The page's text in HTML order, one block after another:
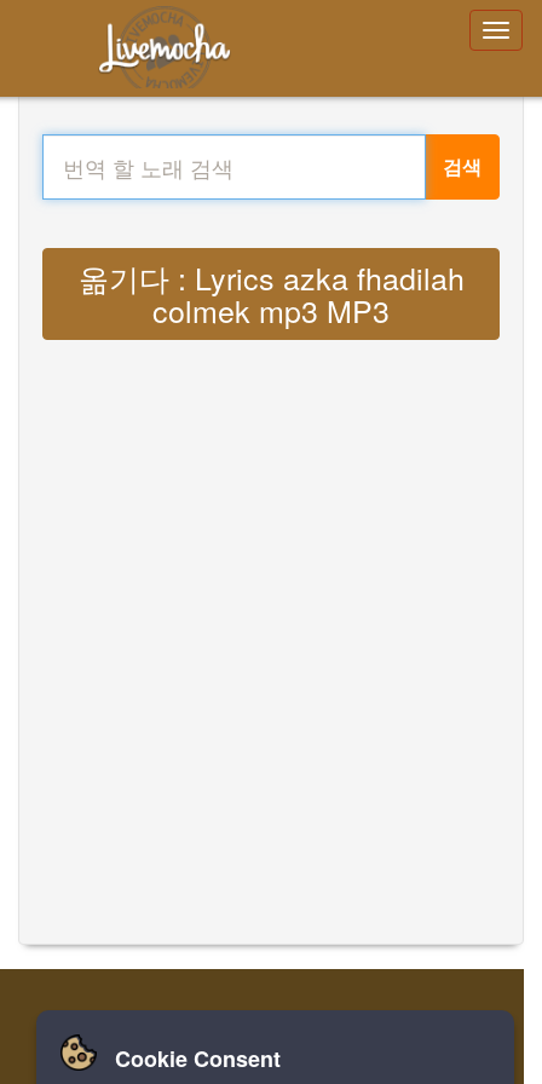
검색
옮기다 : Lyrics azka fhadilah
colmek mp3 MP3
집 로그인 레지스터
Cookie Consent